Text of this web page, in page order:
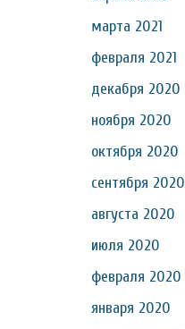
марта 2021
февраля 2021
декабря 2020
ноября 2020
октября 2020
сентября 2020
августа 2020
июля 2020
февраля 2020
января 2020